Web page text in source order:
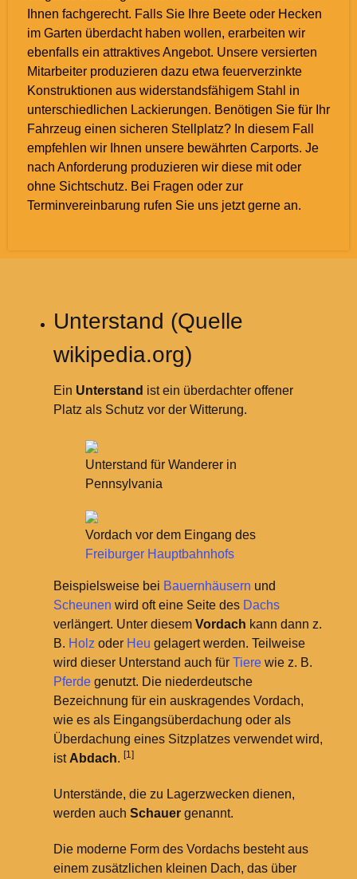
Ihnen fachgerecht. Falls Sie Ihre Beete oder Hecken
im Garten überdacht haben wollen, erarbeiten wir
ebenfalls ein attraktives Angebot. Unsere versierten
Mitarbeiter produzieren dazu etwa feuerverzinkte
Konstruktionen aus widerstandsfähigem Stahl in
unterschiedlichen Lackierungen. Benötigen Sie für Ihr
Fahrzeug einen sicheren Stellplatz? In diesem Fall
empfehlen wir Ihnen unsere bewährten Carports. Je
nach Anforderung produzieren wir diese mit oder
ohne Sichtschutz. Bei Fragen oder zur
Terminvereinbarung rufen Sie uns jetzt gerne an.
Unterstand (Quelle
wikipedia.org)
Ein Unterstand ist ein überdachter offener
Platz als Schutz vor der Witterung.
Unterstand für Wanderer in
Pennsylvania
Vordach vor dem Eingang des
Freiburger Hauptbahnhofs
Beispielsweise bei Bauernhäusern und
Scheunen wird oft eine Seite des Dachs
verlängert. Unter diesem Vordach kann dann z.
B. Holz oder Heu gelagert werden. Teilweise
wird dieser Unterstand auch für Tierewie z. B.
Pferdegenutzt. Die niederdeutsche
Bezeichnung für ein auskragendes Vordach,
wie es als Eingangsüberdachung oder als
Überdachung eines Sitzplatzes verwendet wird,
ist Abdach. [1]
Unterstände, die zu Lagerzwecken dienen,
werden auch Schauergenannt.
Die moderne Form des Vordachs besteht aus
einem zusätzlichen kleinen Dach, das über